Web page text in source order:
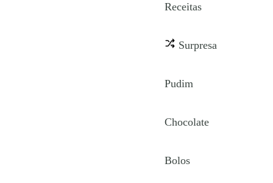
Receitas
Surpresa
Pudim
Chocolate
Bolos